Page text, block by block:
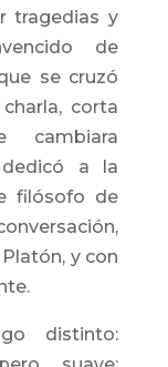
tragedias y
de
se cruzó
corta
cambiara
a la
filósofo de
y con
distinto: